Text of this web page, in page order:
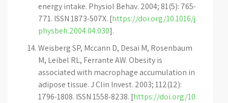
energy intake. Physiol Behav. 2004; 81(5): 765-
771. ISSN 1873-507X. [https://doi.org/10.1016/j.
physbeh.2004.04.030].
Weisberg SP, Mccann D, Desai M, Rosenbaum
M, Leibel RL, Ferrante AW. Obesity is
associated with macrophage accumulation in
adipose tissue. J Clin Invest. 2003; 112(12):
1796-1808. ISSN 1558-8238. [https://doi.org/10.